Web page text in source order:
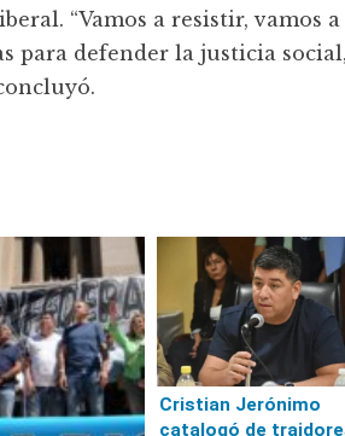
“Vamos a resistir, vamos
para defender la justicia
Cristian Jerónimo
catalogó de